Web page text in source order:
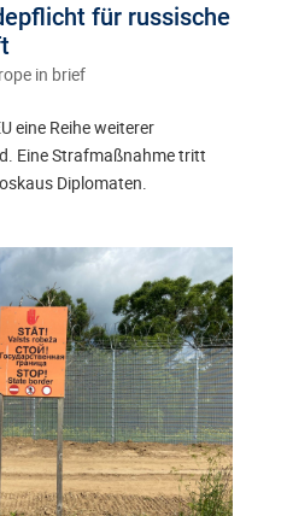
für russische
in brief
eine Reihe weiterer
Eine Strafmaßnahme tritt
Diplomaten.